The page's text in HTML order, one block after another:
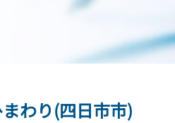
わり(四日市市)